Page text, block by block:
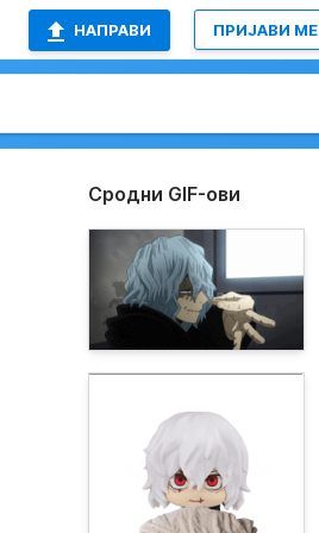
НАПРАВИ ПРИЈАВИ МЕ
Сродни GIF-ови